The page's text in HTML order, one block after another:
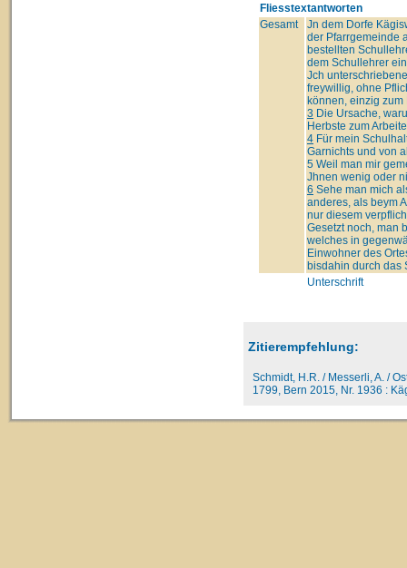
Fliesstextantworten
Gesamt
Jn dem Dorfe
der Pfarrgemeinde
bestellten
dem Schullehrer
Jch
freywillig, ohne
können, einzig zum
3 Die Ursache,
Herbste zum
4 Für mein
Garnichts und von
5 Weil man mir
Jhnen wenig oder
6 Sehe man mich
anderes, als beym
nur diesem
Gesetzt noch, man
welches in
Einwohner des
bisdahin durch das
Unterschrift
Zitierempfehlung:
Schmidt, H.R. / Messerli, A. /
1799, Bern 2015, Nr. 1936 :